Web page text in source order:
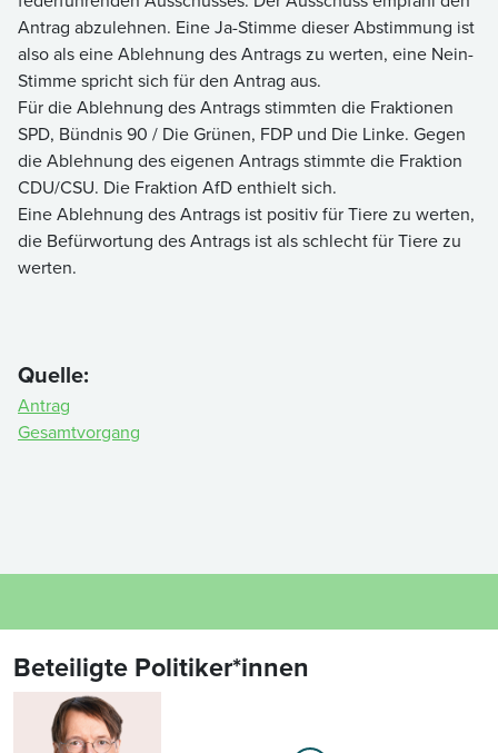
Antrag abzulehnen. Eine Ja-Stimme dieser Abstimmung ist
also als eine Ablehnung des Antrags zu werten, eine Nein-
Stimme spricht sich für den Antrag aus.
Für die Ablehnung des Antrags stimmten die Fraktionen
SPD, Bündnis 90 / Die Grünen, FDP und Die Linke. Gegen
die Ablehnung des eigenen Antrags stimmte die Fraktion
CDU/CSU. Die Fraktion AfD enthielt sich.
Eine Ablehnung des Antrags ist positiv für Tiere zu werten,
die Befürwortung des Antrags ist als schlecht für Tiere zu
werten.
Quelle:
Antrag
Gesamtvorgang
Beteiligte Politiker*innen